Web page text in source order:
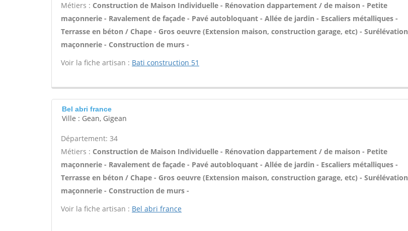
Métiers : Construction de Maison Individuelle - Rénovation dappartement / de maison - Petite
maçonnerie - Ravalement de façade - Pavé autobloquant - Allée de jardin - Escaliers métalliques -
Terrasse en béton / Chape - Gros oeuvre (Extension maison, construction garage, etc) - Surélévation
maçonnerie - Construction de murs -
Voir la fiche artisan : Bati construction 51
Bel abri france
Ville : Gean, Gigean
Département: 34
Métiers : Construction de Maison Individuelle - Rénovation dappartement / de maison - Petite
maçonnerie - Ravalement de façade - Pavé autobloquant - Allée de jardin - Escaliers métalliques -
Terrasse en béton / Chape - Gros oeuvre (Extension maison, construction garage, etc) - Surélévation
maçonnerie - Construction de murs -
Voir la fiche artisan : Bel abri france